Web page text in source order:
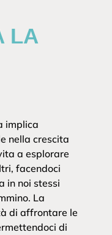
LA
implica
nella crescita
a esplorare
facendoci
in noi stessi
La
di affrontare le
di